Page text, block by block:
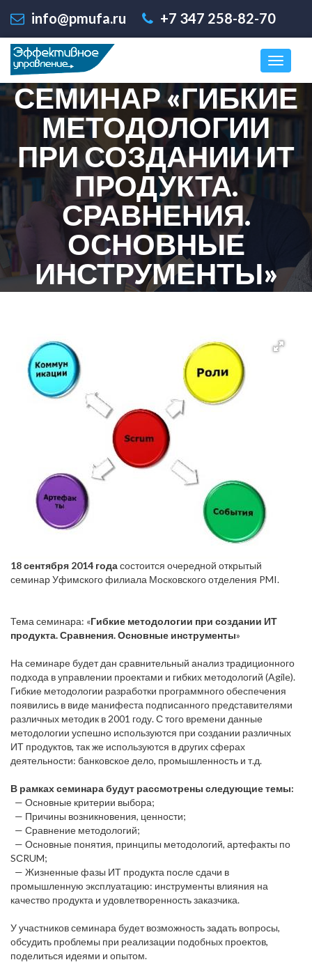
info@pmufa.ru +7 347 258-82-70
СЕМИНАР «ГИБКИЕ
МЕТОДОЛОГИИ
ПРИ СОЗДАНИИ ИТ
ПРОДУКТА.
СРАВНЕНИЯ.
ОСНОВНЫЕ
ИНСТРУМЕНТЫ»
18 сентября 2014 годасостоится очередной открытый
семинар Уфимского филиала Московского отделения PMI.
Тема семинара: «Гибкие методологии при создании ИТ
продукта. Сравнения. Основные инструменты»
На семинаре будет дан сравнительный анализ традиционного
подхода в управлении проектами и гибких методологий (Agile).
Гибкие методологии разработки программного обеспечения
появились в виде манифеста подписанного представителями
различных методик в 2001 году. С того времени данные
методологии успешно используются при создании различных
ИТ продуктов, так же используются в других сферах
деятельности: банковское дело, промышленность и т.д.
В рамках семинара будут рассмотрены следующие темы:
— Основные критерии выбора;
— Причины возникновения, ценности;
— Сравнение методологий;
— Основные понятия, принципы методологий, артефакты по
SСRUM;
— Жизненные фазы ИТ продукта после сдачи в
промышленную эксплуатацию: инструменты влияния на
качество продукта и удовлетворенность заказчика.
У участников семинара будет возможность задать вопросы,
обсудить проблемы при реализации подобных проектов,
поделиться идеями и опытом.